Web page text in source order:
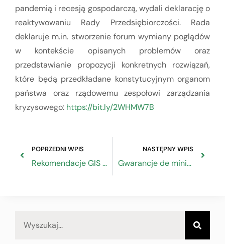
pandemią i recesją gospodarczą, wydali deklarację o
reaktywowaniu Rady Przedsiębiorczości. Rada
deklaruje m.in. stworzenie forum wymiany poglądów
w kontekście opisanych problemów oraz
przedstawianie propozycji konkretnych rozwiązań,
które będą przedkładane konstytucyjnym organom
państwa oraz rządowemu zespołowi zarządzania
kryzysowego: https://bit.ly/2WHMW7B
POPRZEDNI WPIS
Rekomendacje GIS ws. branży kominiarskiej
NASTĘPNY WPIS
Gwarancje de minimis z pakietu pomocowego – informacja dla firm